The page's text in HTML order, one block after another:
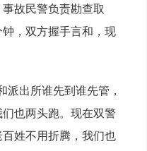
故民警负责勘查取
，双方握手言和，现
派出所谁先到谁先管，
也两头跑。现在双警
姓不用折腾，我们也